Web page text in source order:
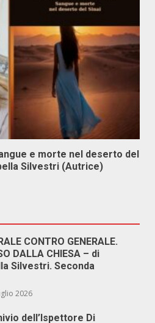
e morte nel deserto del
Silvestri (Autrice)
CONTRO GENERALE.
DALLA CHIESA – di
Silvestri. Seconda
2026
dell’Ispettore Di